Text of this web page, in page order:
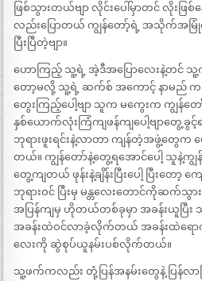
ဖြစ်သွားတယ်ဗျာ လိုင်းပေါ်မှာတင် လိုးဖြ
လည်းပြောတယ် ကျွန်တော့်ရဲ့ အသိုက်အမြုံ
ပြီးပြီတဲ့ဗျာ။
ဟောကြည့် သူ့ရဲ့ အဲ့ဒီအပြောလေးနဲ့တင်
တော့မလို့ သူ့ရဲ့ ဆက်စ် အကောင့် နာမည် က
တွေးကြည့်ပေါ့ဗျာ သူက မကွေးက ကျွန်
နှစ်ယောက်လုံးကြံကျဖန်ကျပေါ့ဗျာတွေ့ခွ
ဘုရားဖူးရင်းနဲ့လာတာ ကျန်တဲ့အဖွဲ့တွေက
တယ်။ ကျွန်တော်နဲ့တွေ့ရအောင်ပေါ့ သူနဲ့ကျွ
တွေ့ကျတယ် ဖုန်းနဲ့ချိန်းပြီးပေါ့ ပြီးတော့
ဘုရားဝင် ပြီးမှ မန္တလေးတောင်ကိုဆက်သွ
အပြန်ကျမှ ဟိုတယ်တစ်ခုမှာ အခန်းယူပြီး
အခန်းထဲဝင်လာခဲ့လိုက်တယ် အခန်းထဲရော
လေးကို ဆွဲစုပ်ယူနမ်းပစ်လိုက်တယ်။
သူ့ဖက်ကလည်း တုံ့ပြန်အနမ်းတွေနဲ့ ပြန်လာ